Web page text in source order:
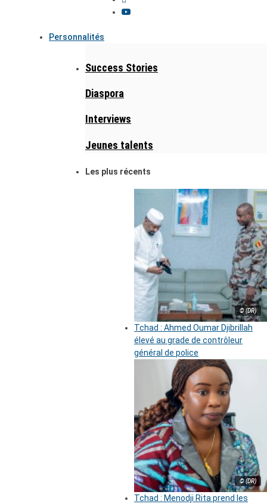
Personnalités
Success Stories
Diaspora
Interviews
Jeunes talents
Les plus récents
© (DR)
Tchad : Ahmed Oumar Djibrillah
élevé au grade de contrôleur
général de police
© (DR)
Tchad : Menodji Rita prend les